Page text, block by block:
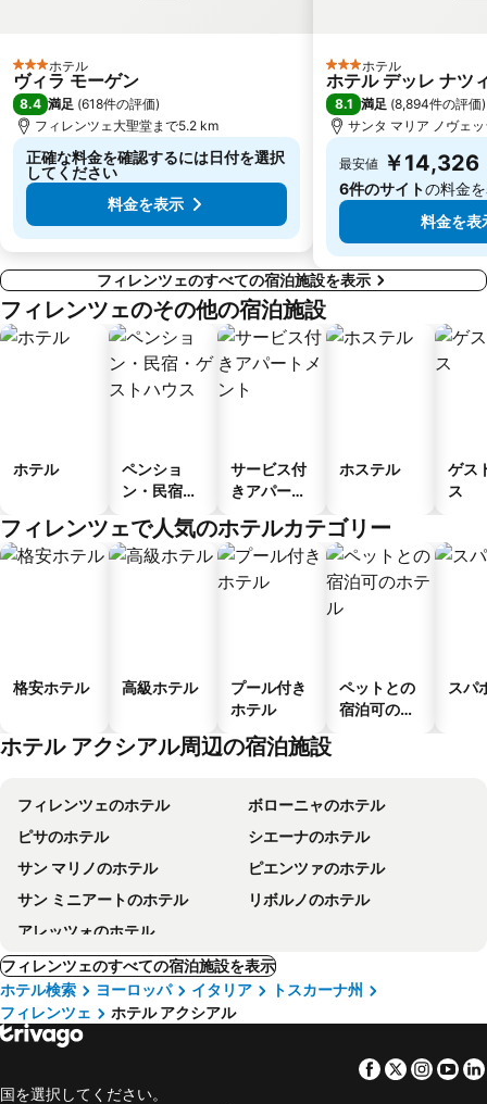
3 ホテルのランク
ホテル
ヴィラ モーゲン
8.4 満足 (618件の評価)
フィレンツェ大聖堂まで5.2 km
正確な料金を確認するには日付を選択
してください
料金を表示
3 ホテルのランク
ホテル
ホテル デッレ ナツ
8.1 満足 (8,894件の評価)
サンタ マリア ノヴェ
最安値 ￥14,326
6件のサイトの料金
料金を表
フィレンツェのすべての宿泊施設を表示
フィレンツェのその他の宿泊施設
ホテル
ペンショ
ン・民宿・
ス
サービス付
きアパート
ホステル
ゲス
ス
フィレンツェで人気のホテルカテゴリー
格安ホテル 高級ホテル
プール付き
ホテル
ペットとの
宿泊可のホ
スパ
ホテル アクシアル周辺の宿泊施設
フィレンツェのホテル
ボローニャのホテル
ピサのホテル
シエーナのホテル
サン マリノのホテル
ピエンツァのホテル
サン ミニアートのホテル
リボルノのホテル
アレッツォのホテル
フィレンツェのすべての宿泊施設を表示
ホテル検索
ヨーロッパ イタリア
トスカーナ州
フィレンツェ
ホテル アクシアル
Facebook
Twitter
国を選択してください。